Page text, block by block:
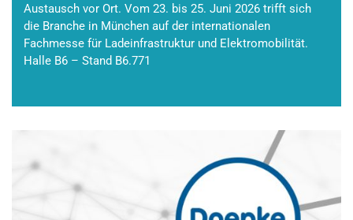
Austausch vor Ort. Vom 23. bis 25. Juni 2026 trifft sich
die Branche in München auf der internationalen
Fachmesse für Ladeinfrastruktur und Elektromobilität.
Halle B6 – Stand B6.771